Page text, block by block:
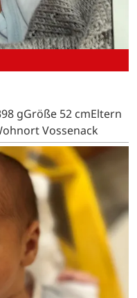
gGröße 52 cmEltern
Vossenack